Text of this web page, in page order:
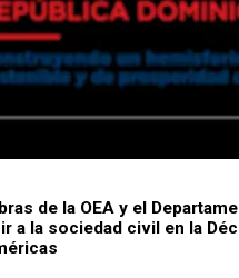
de la OEA y el
a la sociedad civil en la